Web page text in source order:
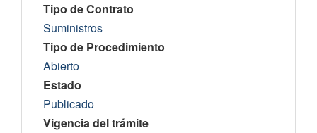
Tipo de Contrato
Suministros
Tipo de Procedimiento
Abierto
Estado
Publicado
Vigencia del trámite